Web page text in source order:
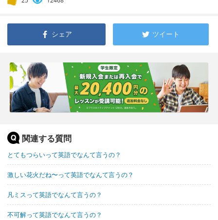
シェア ツイート
関連する質問
とてもつらいって英語でなんて言うの？
激しい花火だね〜って英語でなんて言うの？
凡ミスって英語でなんて言うの？
不可解って英語でなんて言うの？